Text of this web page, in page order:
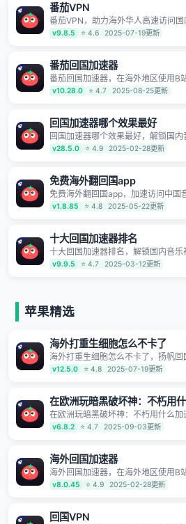
TV、西瓜视频、QQ音乐、网易云音
等主流网站应用解除限制，带你穿梭
有上百万用户，用户整体好评95%以
服支持，保障你的使用体验。
番茄VPN
番茄VPN，助力海外华人高速访问国
国内各直播平台,解决国内视频、音乐
速海量国服游戏，超低延迟稳定不掉
v9.8.5 ⭐ 4.6 2025-07-19更新
番茄回国加速器
番茄回国加速器，在海外地区使用B
区版权限制/网络IP屏蔽,缓冲卡顿等
哩哔哩专用回国VPN,可加速解决各
7*24小时服务。
v10.28.0 ⭐ 4.7 2025-08-25更新
回国加速器哪个效果最好
回国加速器哪个效果最好，解锁国内
刷剧不卡，高清秒开. 有效降低国服
主流应用访问速度 ; 独创加速黑科技 ·
v28.5.0 ⭐ 4.9 2025-02-28更新
免费海外翻回国app
免费海外翻回国app，加速访问中国
业回国加速器，帮你加速访问优酷、
爱奇艺等，加速国服游戏，例如原神
明日方舟、战双帕弥什、sky光·遇、
内各种服务,回国加速器致力于帮助
港澳台地区用户提供最好的回国游
务，可以在海外或港澳台地区流畅加
等主流网站应用解除限制，带你穿梭
有上百万用户，用户整体好评95%以
v1.8.85 ⭐ 4.8 2025-05-22更新
十大回国加速器排名
十大回国加速器排名，解锁国内音乐
不卡，高清秒开. 有效降低国服游戏
应用访问速度 ; 独创加速黑科技 · 海
v9.9.5 ⭐ 4.7 2025-03-12更新
苹果精选
海外打重生细胞怎么不卡了
海外打重生细胞怎么不卡了，扬帆
万海外华人都在用的音乐视频回国加
Windows Mac TV VIP 支持多种加速
视频、爱奇艺、哔哩哔哩和优酷视
剧!
v12.5.0 ⭐ 4.8 2025-07-19更新
在欧洲玩暗黑破坏神：不朽用
在欧洲玩暗黑破坏神：不朽用什么
条高速回国线路 自有高速中转节点
提供高速线路 应用内直达视频音乐
保持高速同时确保数据不泄露 阻止第
取和监听
v6.8.2 ⭐ 4.7 2025-09-03更新
海外回国加速器
海外回国加速器，在海外地区使用B
区版权限制/网络IP屏蔽,缓冲卡顿等
哩哔哩专用回国VPN,可加速解决各
7*24小时服务。
v8.0.45 ⭐ 4.9 2025-02-28更新
回国VPN